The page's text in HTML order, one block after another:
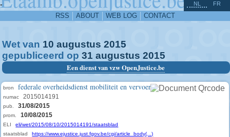
-
RSS ABOUT WEB LOG CONTACT
NL FR
Wet van 10 augustus 2015
gepubliceerd op 31 augustus 2015
Een dienst van vzw OpenJustice.be
bron federale overheidsdienst mobiliteit en vervoer
numac 2015014191
pub. 31/08/2015
prom. 10/08/2015
ELI
eli/wet/2015/08/10/2015014191/staatsblad
staatsblad
https://www.ejustice.just.fgov.be/cgi/article_body(...)
^